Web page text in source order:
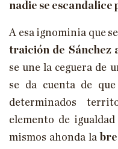
nadie se escandalice
A esa ignominia que
traición de Sánchez
se une la ceguera de
se da cuenta de
determinados
elemento de
mismos ahonda la